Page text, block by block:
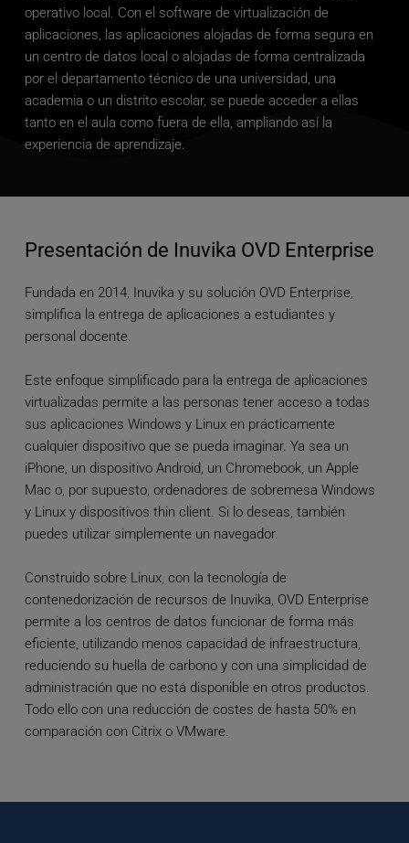
operativo local. Con el software de virtualización de
aplicaciones, las aplicaciones alojadas de forma segura en
un centro de datos local o alojadas de forma centralizada
por el departamento técnico de una universidad, una
academia o un distrito escolar, se puede acceder a ellas
tanto en el aula como fuera de ella, ampliando así la
experiencia de aprendizaje.
Presentación de Inuvika OVD Enterprise
Fundada en 2014, Inuvika y su solución OVD Enterprise,
simplifica la entrega de aplicaciones a estudiantes y
personal docente.
Este enfoque simplificado para la entrega de aplicaciones
virtualizadas permite a las personas tener acceso a todas
sus aplicaciones Windows y Linux en prácticamente
cualquier dispositivo que se pueda imaginar. Ya sea un
iPhone, un dispositivo Android, un Chromebook, un Apple
Mac o, por supuesto, ordenadores de sobremesa Windows
y Linux y dispositivos thin client. Si lo deseas, también
puedes utilizar simplemente un navegador.
Construido sobre Linux, con la tecnología de
contenedorización de recursos de Inuvika, OVD Enterprise
permite a los centros de datos funcionar de forma más
eficiente, utilizando menos capacidad de infraestructura,
reduciendo su huella de carbono y con una simplicidad de
administración que no está disponible en otros productos.
Todo ello con una reducción de costes de hasta 50% en
comparación con Citrix o VMware.